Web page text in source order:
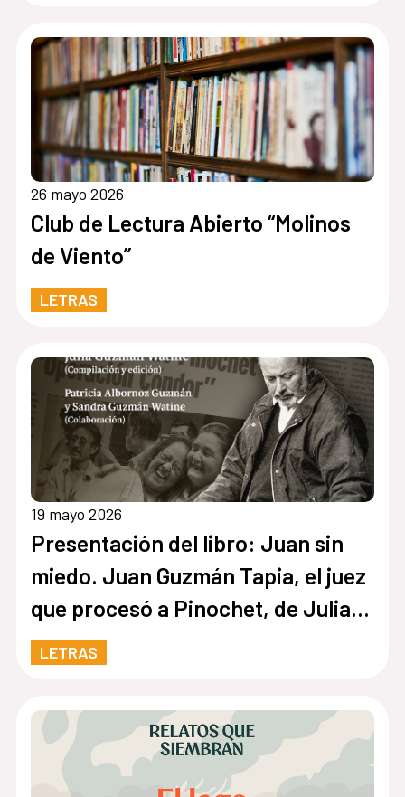
26 mayo 2026
Club de Lectura Abierto “Molinos
de Viento”
LETRAS
19 mayo 2026
Presentación del libro: Juan sin
miedo. Juan Guzmán Tapia, el juez
que procesó a Pinochet, de Julia
Guzmán Watine
LETRAS